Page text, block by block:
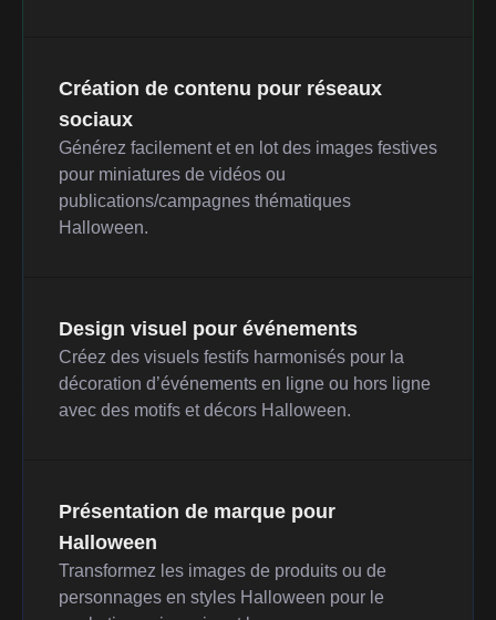
Création de contenu pour réseaux
sociaux
Générez facilement et en lot des images festives
pour miniatures de vidéos ou
publications/campagnes thématiques
Halloween.
Design visuel pour événements
Créez des visuels festifs harmonisés pour la
décoration d’événements en ligne ou hors ligne
avec des motifs et décors Halloween.
Présentation de marque pour
Halloween
Transformez les images de produits ou de
personnages en styles Halloween pour le